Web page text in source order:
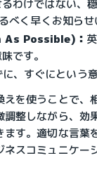
わけではない、
べく早くお知らせ
As Possible)：
です。
、すぐにという意
えを使うことで、
調整しながら、効
ます。適切な言葉
ネスコミュニケー